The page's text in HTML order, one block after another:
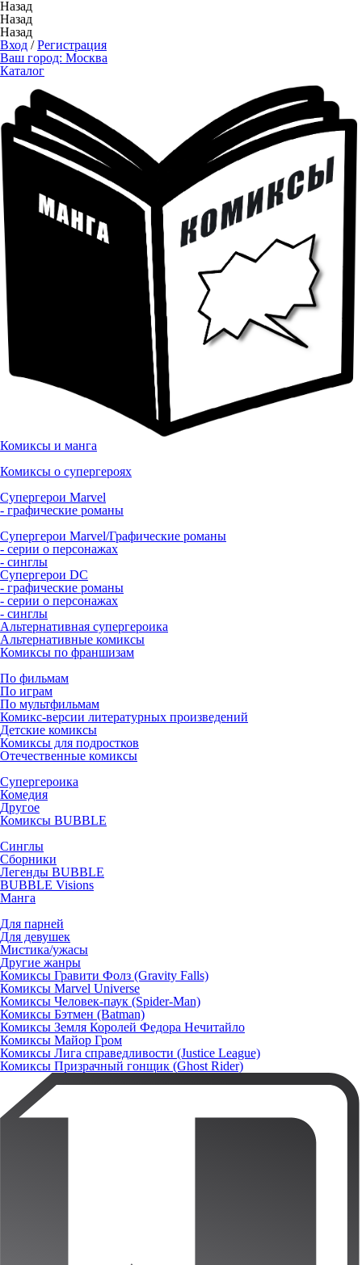
Назад
Назад
Назад
Вход /Регистрация
Ваш город: Москва
Каталог
Комиксы и манга
Комиксы о супергероях
Супергерои Marvel
- графические романы
Супергерои Marvel/Графические романы
- серии о персонажах
- синглы
Супергерои DC
- графические романы
- серии о персонажах
- синглы
Альтернативная супергероика
Альтернативные комиксы
Комиксы по франшизам
По фильмам
По играм
По мультфильмам
Комикс-версии литературных произведений
Детские комиксы
Комиксы для подростков
Отечественные комиксы
Супергероика
Комедия
Другое
Комиксы BUBBLE
Синглы
Сборники
Легенды BUBBLE
BUBBLE Visions
Манга
Для парней
Для девушек
Мистика/ужасы
Другие жанры
Комиксы Гравити Фолз (Gravity Falls)
Комиксы Marvel Universe
Комиксы Человек-паук (Spider-Man)
Комиксы Бэтмен (Batman)
Комиксы Земля Королей Федора Нечитайло
Комиксы Майор Гром
Комиксы Лига справедливости (Justice League)
Комиксы Призрачный гонщик (Ghost Rider)